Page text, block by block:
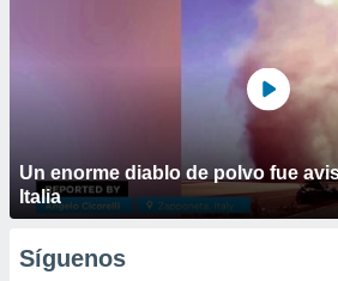
Un enorme diablo de polvo fue
Italia
Síguenos